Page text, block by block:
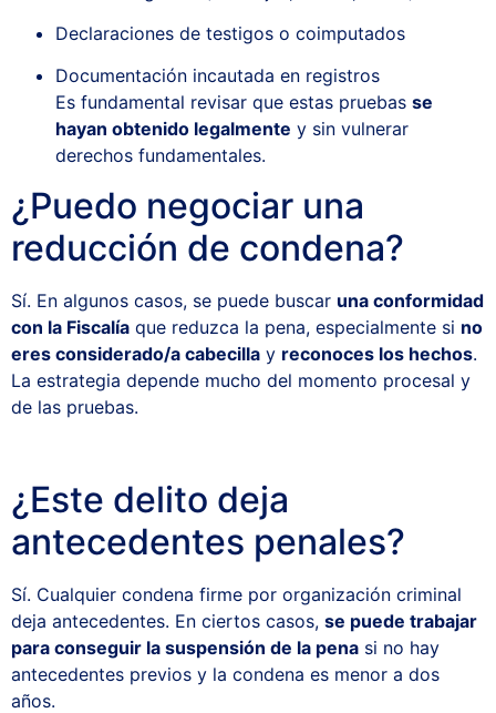
Declaraciones de testigos o coimputados
Documentación incautada en registros
Es fundamental revisar que estas pruebas se
hayan obtenido legalmente y sin vulnerar
derechos fundamentales.
¿Puedo negociar una
reducción de condena?
Sí. En algunos casos, se puede buscar una conformidad
con la Fiscalía que reduzca la pena, especialmente si no
eres considerado/a cabecilla y reconoces los hechos.
La estrategia depende mucho del momento procesal y
de las pruebas.
¿Este delito deja
antecedentes penales?
Sí. Cualquier condena firme por organización criminal
deja antecedentes. En ciertos casos, se puede trabajar
para conseguir la suspensión de la pena si no hay
antecedentes previos y la condena es menor a dos
años.